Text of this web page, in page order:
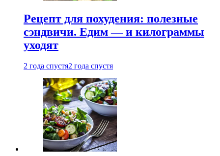
Рецепт для похудения: полезные
сэндвичи. Едим — и килограммы
уходят
2 года спустя2 года спустя